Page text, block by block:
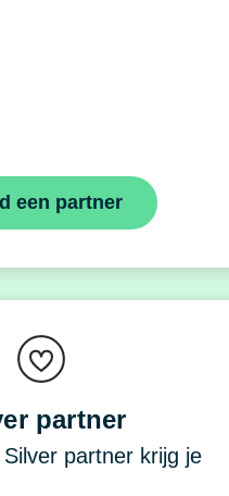
een partner
partner
partner krijg je